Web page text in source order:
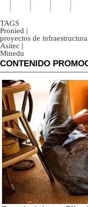
TAGS
Pronied |
proyectos de infraestructura
Asitec |
Minedu